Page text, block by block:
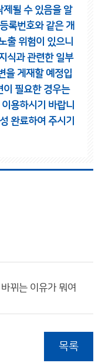
제될 수 있음을 알
록번호와 같은 개
출 위험이 있으니
식과 관련한 일부
을 게재할 예정입
필요한 경우는
용하시기 바랍니
완료하여 주시기
뀌는 이유가 뭐여
목록